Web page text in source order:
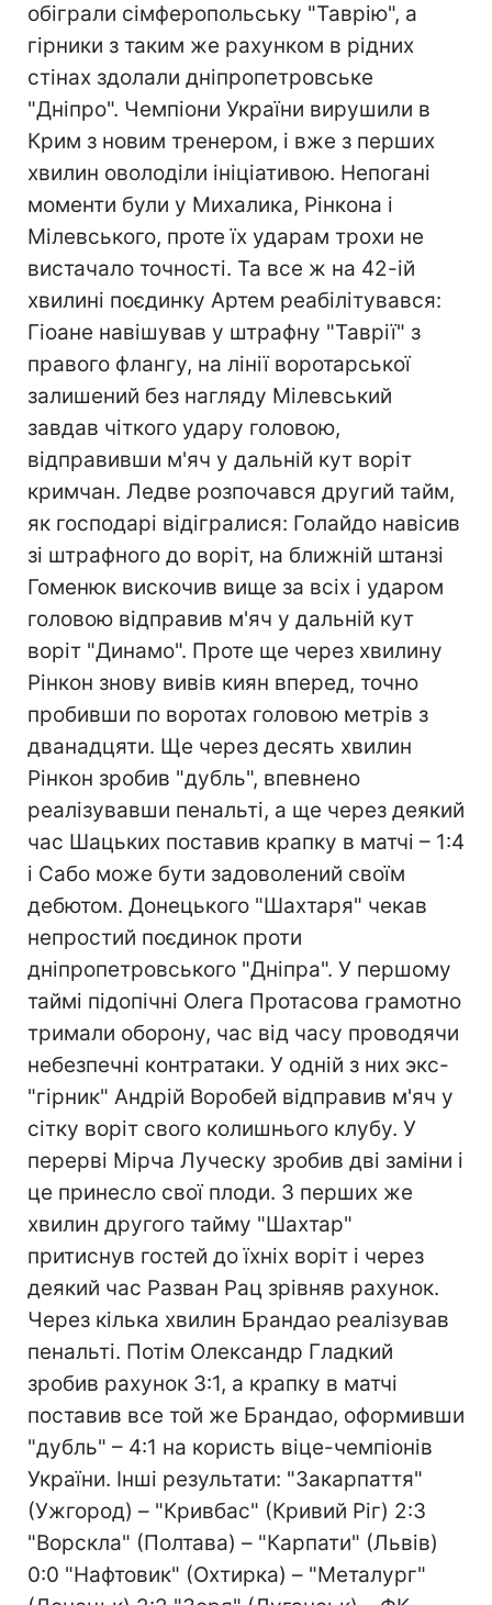
обіграли сімферопольську "Таврію", а
гірники з таким же рахунком в рідних
стінах здолали дніпропетровське
"Дніпро". Чемпіони України вирушили в
Крим з новим тренером, і вже з перших
хвилин оволоділи ініціативою. Непогані
моменти були у Михалика, Рінкона і
Мілевського, проте їх ударам трохи не
вистачало точності. Та все ж на 42-ій
хвилині поєдинку Артем реабілітувався:
Гіоане навішував у штрафну "Таврії" з
правого флангу, на лінії воротарської
залишений без нагляду Мілевський
завдав чіткого удару головою,
відправивши м'яч у дальній кут воріт
кримчан. Ледве розпочався другий тайм,
як господарі відігралися: Голайдо навісив
зі штрафного до воріт, на ближній штанзі
Гоменюк вискочив вище за всіх і ударом
головою відправив м'яч у дальній кут
воріт "Динамо". Проте ще через хвилину
Рінкон знову вивів киян вперед, точно
пробивши по воротах головою метрів з
дванадцяти. Ще через десять хвилин
Рінкон зробив "дубль", впевнено
реалізувавши пенальті, а ще через деякий
час Шацьких поставив крапку в матчі – 1:4
і Сабо може бути задоволений своїм
дебютом. Донецького "Шахтаря" чекав
непростий поєдинок проти
дніпропетровського "Дніпра". У першому
таймі підопічні Олега Протасова грамотно
тримали оборону, час від часу проводячи
небезпечні контратаки. У одній з них экс-
"гірник" Андрій Воробей відправив м'яч у
сітку воріт свого колишнього клубу. У
перерві Мірча Луческу зробив дві заміни і
це принесло свої плоди. З перших же
хвилин другого тайму "Шахтар"
притиснув гостей до їхніх воріт і через
деякий час Разван Рац зрівняв рахунок.
Через кілька хвилин Брандао реалізував
пенальті. Потім Олександр Гладкий
зробив рахунок 3:1, а крапку в матчі
поставив все той же Брандао, оформивши
"дубль" – 4:1 на користь віце-чемпіонів
України. Інші результати: "Закарпаття"
(Ужгород) – "Кривбас" (Кривий Ріг) 2:3
"Ворскла" (Полтава) – "Карпати" (Львів)
0:0 "Нафтовик" (Охтирка) – "Металург"